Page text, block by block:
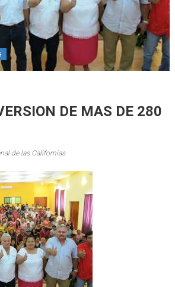
DE MAS DE 280
de las Californias